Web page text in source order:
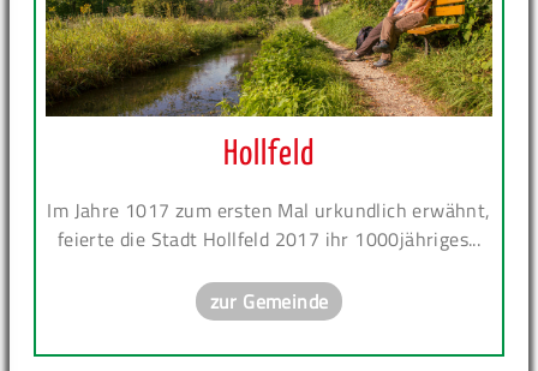
Hollfeld
Im Jahre 1017 zum ersten Mal urkundlich erwähnt,
feierte die Stadt Hollfeld 2017 ihr 1000jähriges...
zur Gemeinde